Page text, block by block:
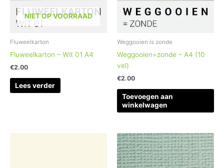
NIET OP VOORRAAD
Fluweelkarton
Fluweelkarton – Wit 01 A4
€2.00
Lees verder
Weggooien is zonde
Weggooien=zonde – A4 (10
vel)
€2.00
Toevoegen aan
winkelwagen
Prijsklasse:
€3.75
tot
€6.50
Dit
product
heeft